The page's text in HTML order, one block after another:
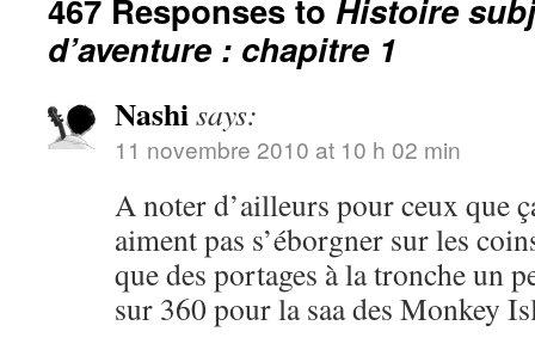
467 Responses to Histoire
d’aventure : chapitre 1
Nashisays:
11 novembre 2010 at 10 h 02 min
A noter d’ailleurs pour ceux que
aiment pas s’éborgner sur les
que des portages à la tronche un
sur 360 pour la saa des Monkey